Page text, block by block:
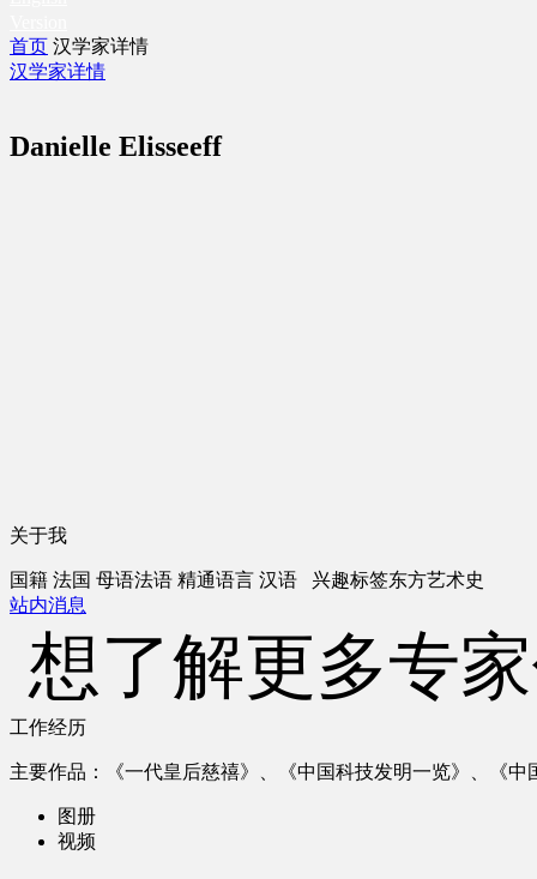
首页 汉学家详情
汉学家详情
Danielle Elisseeff
关于我
国籍 法国 母语法语 精通语言 汉语 兴趣标签东方艺术史
站内消息
想了解更多专
工作经历
主要作品：《一代皇后慈禧》、《中国科技发明一览》、《中
图册
视频